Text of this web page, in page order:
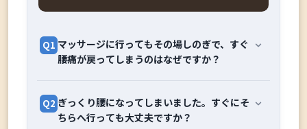
Q1 マッサージに行ってもその場しのぎで、すぐ
腰痛が戻ってしまうのはなぜですか？
スルの低下」にアプローチできていない可能
性が高いです。
Q2 ぎっくり腰になってしまいました。すぐにそ
ちらへ行っても大丈夫ですか？